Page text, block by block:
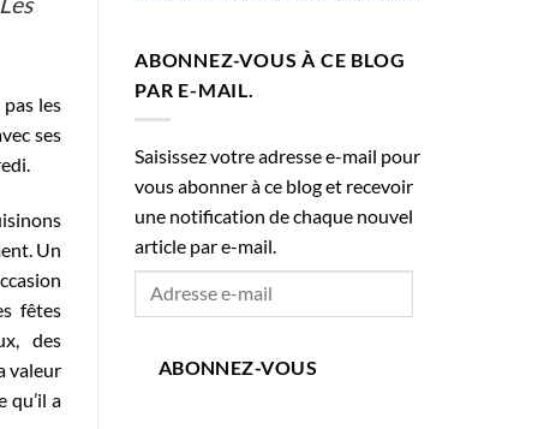
les
ses
Un
fêtes
des
valeur
qu’il a
ABONNEZ-VOUS À CE BLOG
PAR E-MAIL.
Saisissez votre adresse e-mail pour
vous abonner à ce blog et recevoir
une notification de chaque nouvel
article par e-mail.
Adresse
ABONNEZ-VOUS